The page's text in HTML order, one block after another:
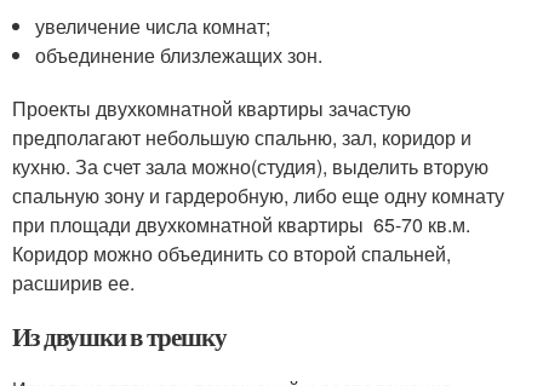
увеличение числа комнат;
объединение близлежащих зон.
Проекты двухкомнатной квартиры зачастую
предполагают небольшую спальню, зал, коридор и
кухню. За счет зала можно(студия), выделить вторую
спальную зону и гардеробную, либо еще одну комнату
при площади двухкомнатной квартиры 65-70 кв.м.
Коридор можно объединить со второй спальней,
расширив ее.
Из двушки в трешку